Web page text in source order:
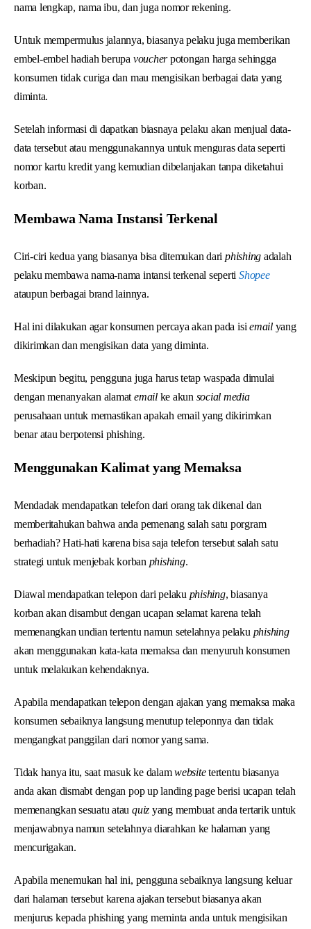
nama lengkap, nama ibu, dan juga nomor rekening.
Untuk mempermulus jalannya, biasanya pelaku juga memberikan
embel-embel hadiah berupa voucherpotongan harga sehingga
konsumen tidak curiga dan mau mengisikan berbagai data yang
diminta.
Setelah informasi di dapatkan biasnaya pelaku akan menjual data-
data tersebut atau menggunakannya untuk menguras data seperti
nomor kartu kredit yang kemudian dibelanjakan tanpa diketahui
korban.
Membawa Nama Instansi Terkenal
Ciri-ciri kedua yang biasanya bisa ditemukan dari phishing adalah
pelaku membawa nama-nama intansi terkenal sepertiShopee
ataupun berbagai brand lainnya.
Hal ini dilakukan agar konsumen percaya akan pada isiemail yang
dikirimkan dan mengisikan data yang diminta.
Meskipun begitu, pengguna juga harus tetap waspada dimulai
dengan menanyakan alamat emailke akun social media
perusahaan untuk memastikan apakah email yang dikirimkan
benar atau berpotensi phishing.
Menggunakan Kalimat yang Memaksa
Mendadak mendapatkan telefon dari orang tak dikenal dan
memberitahukan bahwa anda pemenang salah satu porgram
berhadiah? Hati-hati karena bisa saja telefon tersebut salah satu
strategi untuk menjebak korban phishing.
Diawal mendapatkan telepon dari pelaku phishing, biasanya
korban akan disambut dengan ucapan selamat karena telah
memenangkan undian tertentu namun setelahnya pelaku phishing
akan menggunakan kata-kata memaksa dan menyuruh konsumen
untuk melakukan kehendaknya.
Apabila mendapatkan telepon dengan ajakan yang memaksa maka
konsumen sebaiknya langsung menutup teleponnya dan tidak
mengangkat panggilan dari nomor yang sama.
Tidak hanya itu, saat masuk ke dalamwebsitetertentu biasanya
anda akan dismabt dengan pop up landing page berisi ucapan telah
memenangkan sesuatu atau quiz yang membuat anda tertarik untuk
menjawabnya namun setelahnya diarahkan ke halaman yang
mencurigakan.
Apabila menemukan hal ini, pengguna sebaiknya langsung keluar
dari halaman tersebut karena ajakan tersebut biasanya akan
menjurus kepada phishing yang meminta anda untuk mengisikan